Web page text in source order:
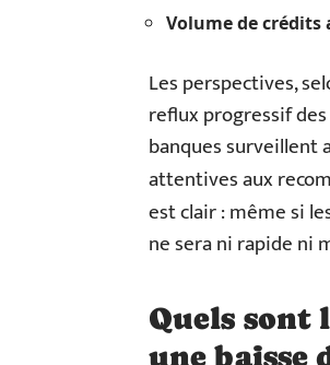
Volume de crédits
Les perspectives,
reflux progressif
banques surveillent
attentives aux
est clair : même si
ne sera ni rapide ni
Quels
une baisse